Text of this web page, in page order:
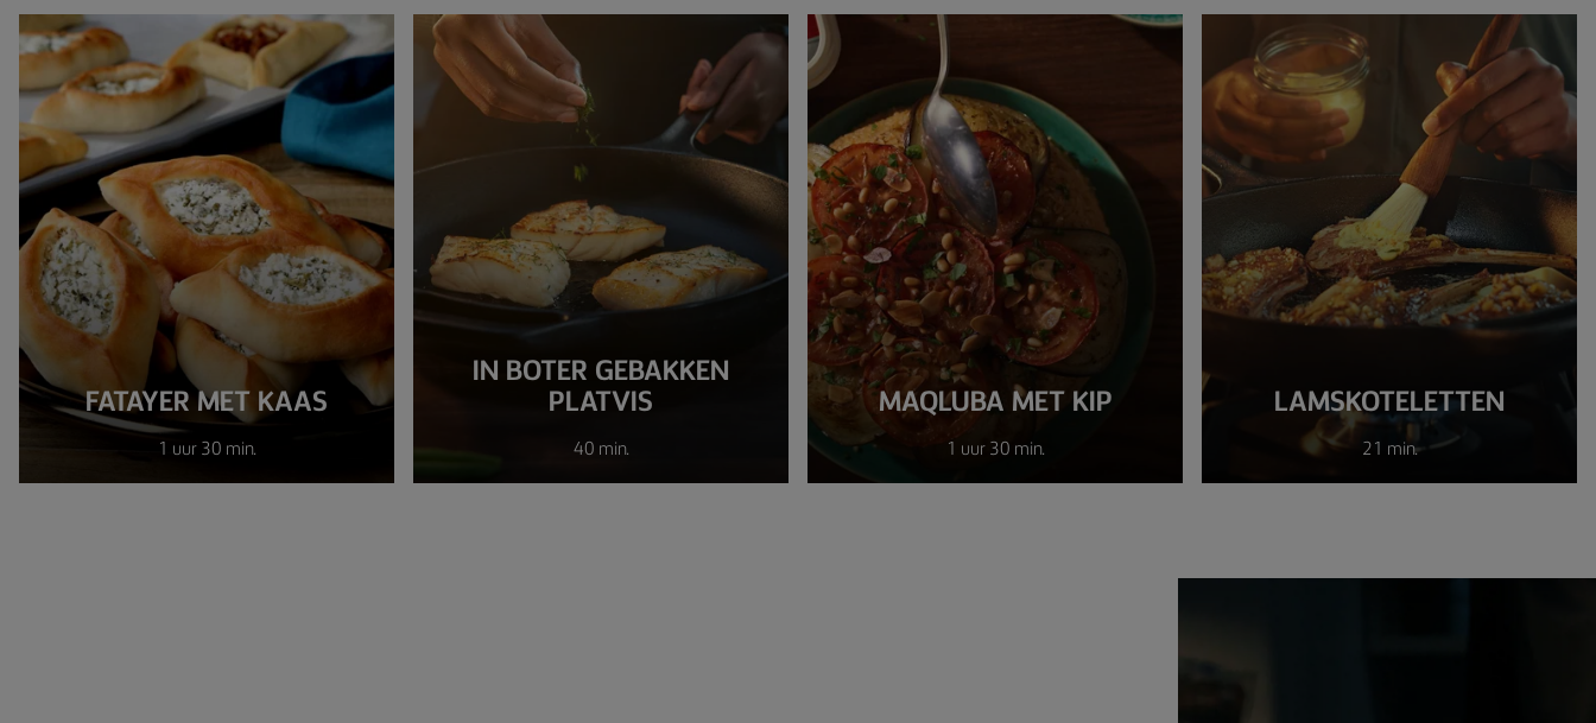
FATAYER MET KAAS
1 uur 30 min.
IN BOTER GEBAKKEN
PLATVIS
40 min.
MAQLUBA MET KIP
1 uur 30 min.
LAMSKOTELETTEN
21 min.